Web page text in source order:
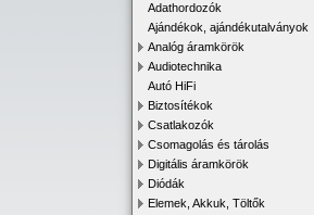
Adathordozók
Ajándékok, ajándékutalványok
Analóg áramkörök
Audiotechnika
Autó HiFi
Biztosítékok
Csatlakozók
Csomagolás és tárolás
Digitális áramkörök
Diódák
Elemek, Akkuk, Töltők